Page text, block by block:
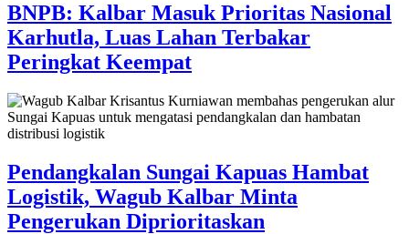
BNPB: Kalbar Masuk Prioritas Nasional
Karhutla, Luas Lahan Terbakar
Peringkat Keempat
Pendangkalan Sungai Kapuas Hambat
Logistik, Wagub Kalbar Minta
Pengerukan Diprioritaskan